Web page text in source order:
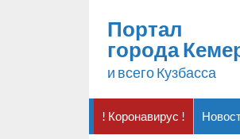
Портал
города
и всего Кузбасса
! Коронавирус !